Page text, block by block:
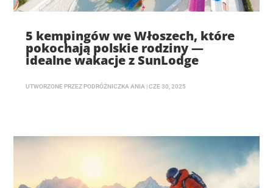
5 kempingów we Włoszech, które
pokochają polskie rodziny —
idealne wakacje z SunLodge
UTWORZONE PRZEZ PODRÓŻNICZKA ANIA |CZE 30, 2025